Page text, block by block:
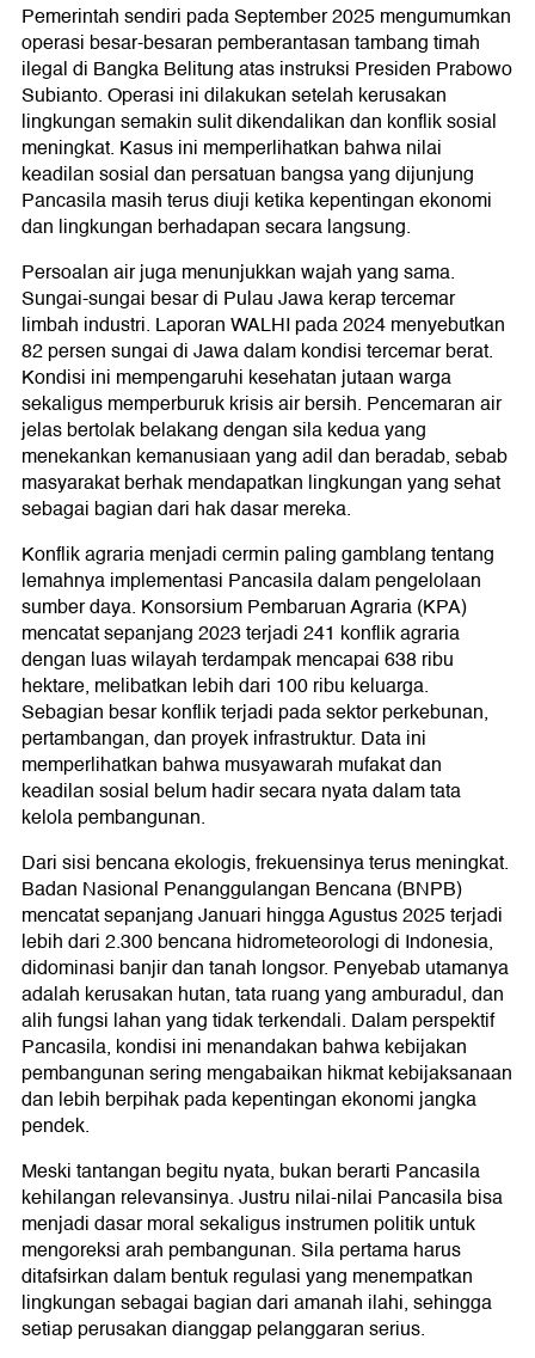
Pemerintah sendiri pada September 2025 mengumumkan
operasi besar-besaran pemberantasan tambang timah
ilegal di Bangka Belitung atas instruksi Presiden Prabowo
Subianto. Operasi ini dilakukan setelah kerusakan
lingkungan semakin sulit dikendalikan dan konflik sosial
meningkat. Kasus ini memperlihatkan bahwa nilai
keadilan sosial dan persatuan bangsa yang dijunjung
Pancasila masih terus diuji ketika kepentingan ekonomi
dan lingkungan berhadapan secara langsung.
Persoalan air juga menunjukkan wajah yang sama.
Sungai-sungai besar di Pulau Jawa kerap tercemar
limbah industri. Laporan WALHI pada 2024 menyebutkan
82 persen sungai di Jawa dalam kondisi tercemar berat.
Kondisi ini mempengaruhi kesehatan jutaan warga
sekaligus memperburuk krisis air bersih. Pencemaran air
jelas bertolak belakang dengan sila kedua yang
menekankan kemanusiaan yang adil dan beradab, sebab
masyarakat berhak mendapatkan lingkungan yang sehat
sebagai bagian dari hak dasar mereka.
Konflik agraria menjadi cermin paling gamblang tentang
lemahnya implementasi Pancasila dalam pengelolaan
sumber daya. Konsorsium Pembaruan Agraria (KPA)
mencatat sepanjang 2023 terjadi 241 konflik agraria
dengan luas wilayah terdampak mencapai 638 ribu
hektare, melibatkan lebih dari 100 ribu keluarga.
Sebagian besar konflik terjadi pada sektor perkebunan,
pertambangan, dan proyek infrastruktur. Data ini
memperlihatkan bahwa musyawarah mufakat dan
keadilan sosial belum hadir secara nyata dalam tata
kelola pembangunan.
Dari sisi bencana ekologis, frekuensinya terus meningkat.
Badan Nasional Penanggulangan Bencana (BNPB)
mencatat sepanjang Januari hingga Agustus 2025 terjadi
lebih dari 2.300 bencana hidrometeorologi di Indonesia,
didominasi banjir dan tanah longsor. Penyebab utamanya
adalah kerusakan hutan, tata ruang yang amburadul, dan
alih fungsi lahan yang tidak terkendali. Dalam perspektif
Pancasila, kondisi ini menandakan bahwa kebijakan
pembangunan sering mengabaikan hikmat kebijaksanaan
dan lebih berpihak pada kepentingan ekonomi jangka
pendek.
Meski tantangan begitu nyata, bukan berarti Pancasila
kehilangan relevansinya. Justru nilai-nilai Pancasila bisa
menjadi dasar moral sekaligus instrumen politik untuk
mengoreksi arah pembangunan. Sila pertama harus
ditafsirkan dalam bentuk regulasi yang menempatkan
lingkungan sebagai bagian dari amanah ilahi, sehingga
setiap perusakan dianggap pelanggaran serius.